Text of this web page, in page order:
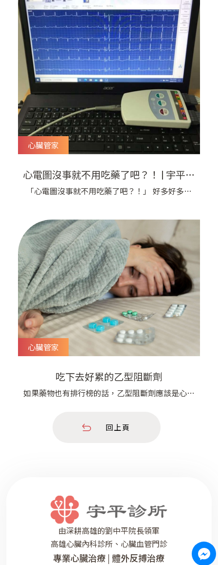
近醫生們發現，許多患者的症狀與左
心臟管家
心電圖沒事就不用吃藥了吧？！ | 宇平診
所
「心電圖沒事就不用吃藥了吧？！」 好多好多次
人，常常會在做完心電圖之後問我這句話，讓劉醫
師瞬間回想起當年老師上心電圖學的第一句話：
「心電圖沒有異常不代表沒有心肌梗塞喔！」 心
電圖只告訴您現在這一瞬間沒有心臟亂跳，沒有單
純急性冠狀動脈完全阻塞的情況，但是
心臟管家
吃下去好累的乙型阻斷劑
​如果藥物也有排行榜的話，乙型阻斷劑應該是心臟
降低心跳和收縮力，減少心臟的缺氧情況，保護心
回上頁
由深耕高雄的劉中平院長領軍
高雄心臟內科診所、心臟血管門診
專業心臟治療 | 體外反搏治療